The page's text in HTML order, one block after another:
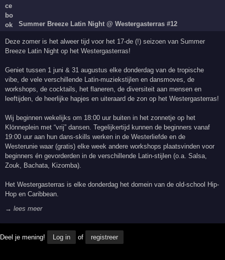
Summer Breeze Latin Night @ Westergasterras #12
Deze zomer is het alweer tijd voor het 17-de (!) seizoen van Summer
Breeze Latin Night op het Westergasterras!
Geniet tussen 1 juni & 31 augustus elke donderdag van de tropische
vibe, de vele verschillende Latin-muziekstijlen en dansmoves, de
workshops, de cocktails, het flaneren, de diversiteit aan mensen en
leeftijden, de heerlijke hapjes en uiteraard de zon op het Westergasterras!
Wij beginnen wekelijks om 18:00 uur buiten in het zonnetje op het
Klönneplein met “vrij” dansen. Tegelijkertijd kunnen de beginners vanaf
19:00 uur aan hun dans-skills werken in de Westerliefde en de
Westerunie waar (gratis) elke week andere workshops plaatsvinden voor
beginners én gevorderden in de verschillende Latin-stijlen (o.a. Salsa,
Zouk, Bachata, Kizomba).
Het Westergasterras is elke donderdag het domein van de old-school Hip-
Hop en Caribbean.
→ lees meer
Deel je mening! Log in of registreer